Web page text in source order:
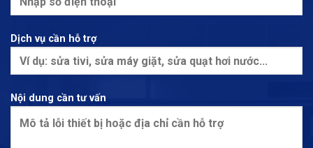
Dịch vụ cần hỗ trợ
Nội dung cần tư vấn